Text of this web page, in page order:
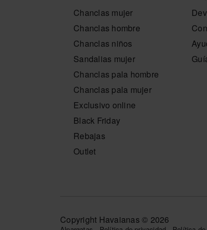
Diseño inteligente que prolonga su
Una mochila que se integra en tu rutina
donde decidas ir, temporada tras
Compra online en www.havaianas-
al siguiente nivel.
Chanclas mujer
Chanclas hombre
Chanclas niños
Sandalias mujer
Chanclas pala hombre
Chanclas pala mujer
Exclusivo online
Black Friday
Rebajas
Outlet
Copyright Havaianas © 2026